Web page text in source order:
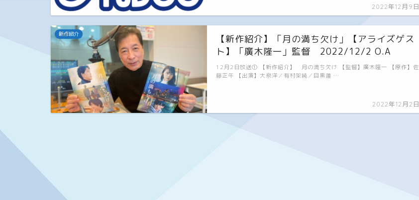
2022年12月9日
新作紹介
【新作紹介】「月の満ち欠け」【アライズゲス
ト】「廣木隆一」監督 2022/12/2 O.A
2022年12月2日
12月2日放送① 【新作紹介】 月の満ち欠け 【監督】廣木隆一 【原作】佐
藤正午 【出演】大泉洋／有村架純／目黒蓮 …